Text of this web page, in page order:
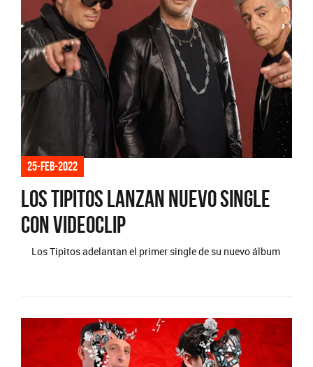
25-feb-2022
Los Tipitos lanzan nuevo single
con videoclip
Los Tipitos adelantan el primer single de su nuevo álbum